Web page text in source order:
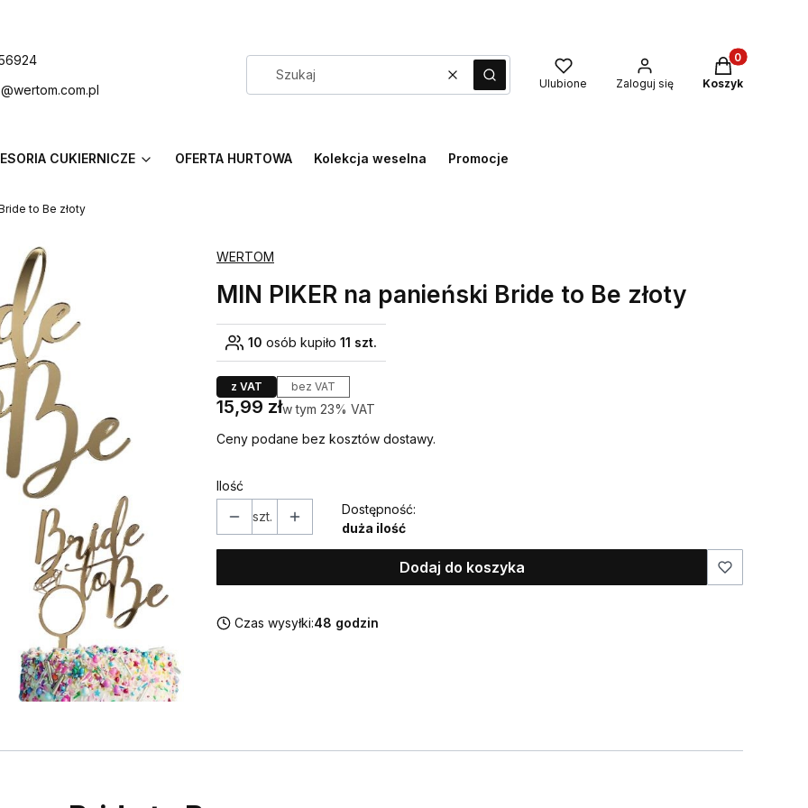
WyczyśćSzukaj Ulubione Zaloguj się
Produkty w
Koszyk
CUKIERNICZE OFERTA HURTOWA Kolekcja weselna Promocje
to Be złoty
WERTOM
MIN PIKER na panieński Bride to Be złoty
10 osób kupiło 11 szt.
z VAT bez VAT
Cena
15,99 złw tym 23% VAT
w tym 23% VAT
Ceny podane bez kosztów dostawy.
Ilość
szt.
Dostępność:
duża ilość
Dodaj do koszyka
Czas wysyłki:48 godzin